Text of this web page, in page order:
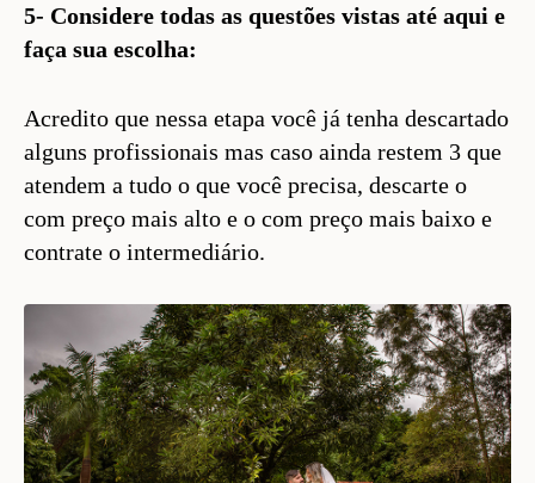
5- Considere todas as questões vistas até aqui e
faça sua escolha:
Acredito que nessa etapa você já tenha descartado
alguns profissionais mas caso ainda restem 3 que
atendem a tudo o que você precisa, descarte o
com preço mais alto e o com preço mais baixo e
contrate o intermediário.